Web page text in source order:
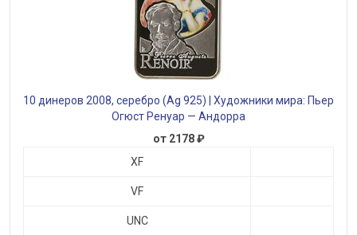
10 динеров 2008, серебро (Ag 925) | Художники мира: Пьер
Огюст Ренуар — Андорра
от 2178 ₽
XF
VF
UNC